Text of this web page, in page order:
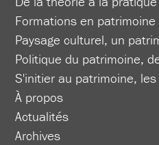
Formations en
Paysage culturel, un
Politique du patrimoine,
S'initier au patrimoine,
À propos
Actualités
Archives